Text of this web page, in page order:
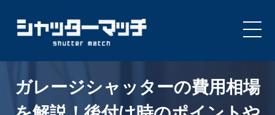
contentガレージシャッターの費用相場